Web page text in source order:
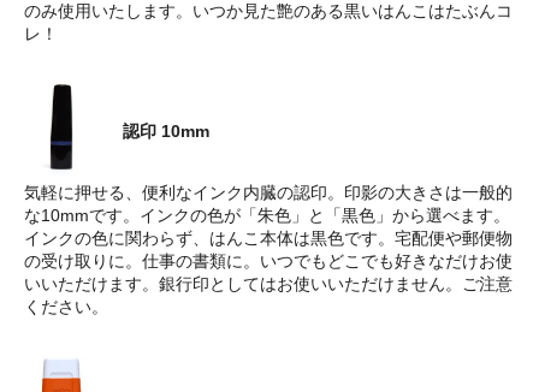
のみ使用いたします。いつか見た艶のある黒いはんこはたぶんコ
レ！
認印 10mm
気軽に押せる、便利なインク内臓の認印。印影の大きさは一般的
な10mmです。インクの色が「朱色」と「黒色」から選べます。
インクの色に関わらず、はんこ本体は黒色です。宅配便や郵便物
の受け取りに。仕事の書類に。いつでもどこでも好きなだけお使
いいただけます。銀行印としてはお使いいただけません。ご注意
ください。